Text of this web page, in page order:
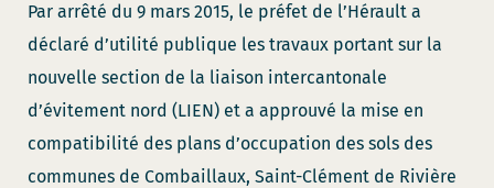
Par arrêté du 9 mars 2015, le préfet de l’Hérault a
déclaré d’utilité publique les travaux portant sur la
nouvelle section de la liaison intercantonale
d’évitement nord (LIEN) et a approuvé la mise en
compatibilité des plans d’occupation des sols des
communes de Combaillaux, Saint-Clément de Rivière